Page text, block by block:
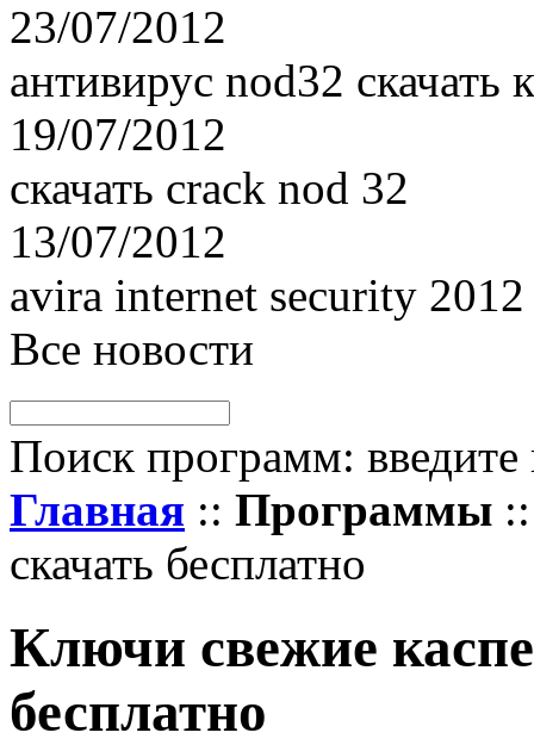
23/07/2012
антивирус nod32 скачать
19/07/2012
скачать crack nod 32
13/07/2012
avira internet security 2012
Все новости
Поиск программ: введите
Главная :: Программы
скачать бесплатно
Ключи свежие
бесплатно